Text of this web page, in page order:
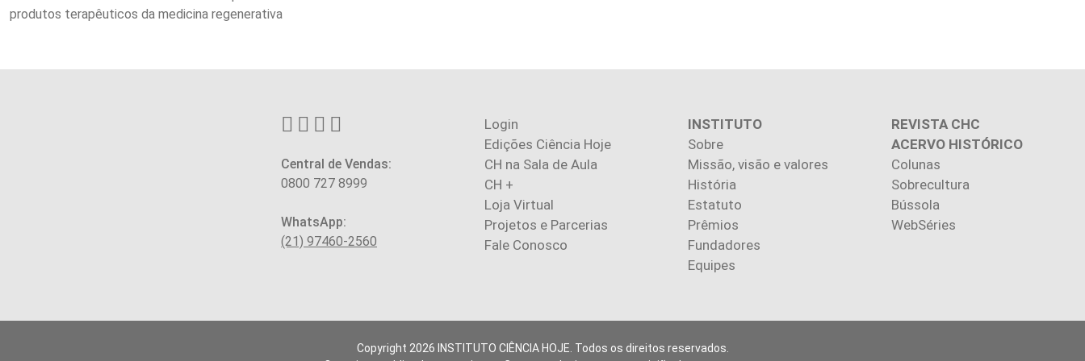
produtos terapêuticos da medicina regenerativa
Central de Vendas:
0800 727 8999
WhatsApp:
(21) 97460-2560
Login
Edições Ciência Hoje
CH na Sala de Aula
CH +
Loja Virtual
Projetos e Parcerias
Fale Conosco
INSTITUTO
Sobre
Missão, visão e valores
História
Estatuto
Prêmios
Fundadores
Equipes
REVISTA CHC
ACERVO HISTÓRICO
Colunas
Sobrecultura
Bússola
WebSéries
Copyright 2026 INSTITUTO CIÊNCIA HOJE. Todos os direitos reservados.